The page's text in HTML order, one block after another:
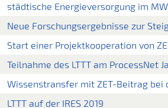
städtische Energieversorgung im
Neue Forschungsergebnisse zur
Start einer Projektkooperation von
Teilnahme des LTTT am ProcessNet
Wissenstransfer mit ZET-Beitrag bei
LTTT auf der IRES 2019